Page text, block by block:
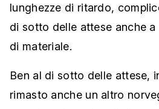
lunghezze di ritardo,
di sotto delle attese anche a
di materiale.
Ben al di sotto delle attese,
rimasto anche un altro